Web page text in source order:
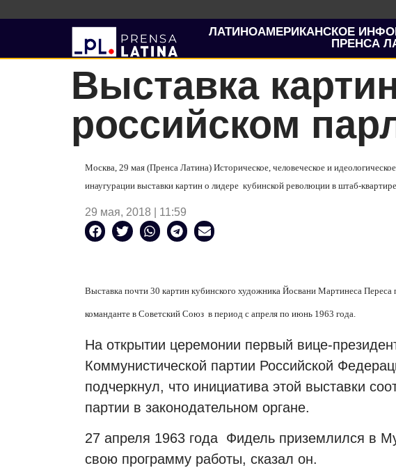
ЛАТИНОАМЕРИКАНСКОЕ
ПРЕНСА
Выставка
российском
Москва, 29 мая (Пренса Латина) Историческое, человеческое и
инаугурации выставки картин о лидере кубинской революции в штаб-
29 мая, 2018 | 11:59
Выставка почти 30 картин кубинского художника Йосвани Мартинеса Переса
команданте в Советский Союз в период с апреля по июнь 1963 года.
На открытии церемонии первый вице-
Коммунистической партии Российской
подчеркнул, что инициатива этой выставки
партии в законодательном органе.
27 апреля 1963 года Фидель приземлился в
свою программу работы, сказал он.